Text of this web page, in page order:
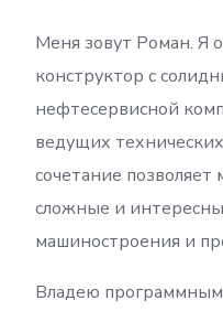
Меня зовут Роман. Я
конструктор с
нефтесервисной
ведущих
сочетание
сложные и
машиностроения и
Владею программным